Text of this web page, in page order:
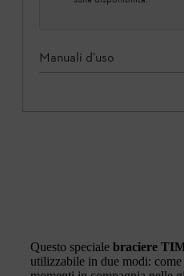
Manuali d'uso
Questo speciale braciere
utilizzabile in due modi: come